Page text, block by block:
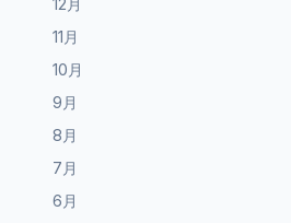
11月
10月
9月
8月
7月
6月